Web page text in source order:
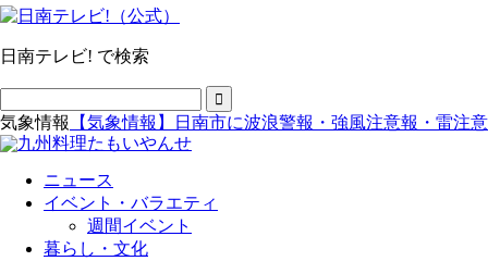
日南テレビ! で検索
気象情報 【気象情報】日南市に波浪警報・強風注意報・雷注
ニュース
イベント・バラエティ
週間イベント
暮らし・文化